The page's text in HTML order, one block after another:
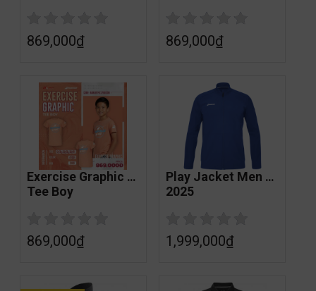
869,000₫ 869,000₫
Exercise Graphic
Tee Boy
869,000₫
Play Jacket Men
2025
1,999,000₫